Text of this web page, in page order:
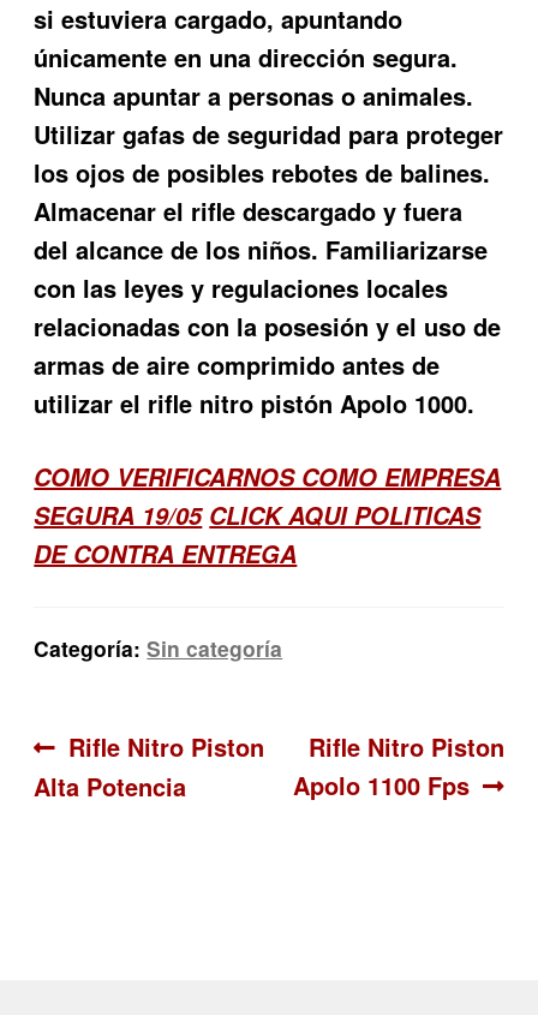
si estuviera cargado, apuntando
únicamente en una dirección segura.
Nunca apuntar a personas o animales.
Utilizar gafas de seguridad para proteger
los ojos de posibles rebotes de balines.
Almacenar el rifle descargado y fuera
del alcance de los niños. Familiarizarse
con las leyes y regulaciones locales
relacionadas con la posesión y el uso de
armas de aire comprimido antes de
utilizar el rifle nitro pistón Apolo 1000.
COMO VERIFICARNOS COMO EMPRESA
SEGURA 19/05 CLICK AQUI POLITICAS
DE CONTRA ENTREGA
Categoría:Sin categoría
Navegación
de
Anterior:
Rifle Nitro Piston
Alta Potencia
Siguiente:
Rifle Nitro Piston
Apolo 1100 Fps